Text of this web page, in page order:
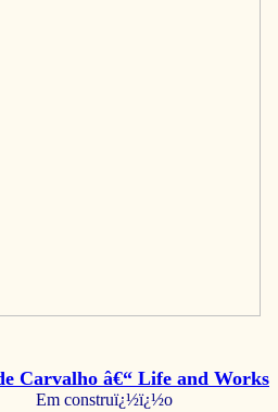
Carvalho â€“ Life and Works
Em construï¿½ï¿½o